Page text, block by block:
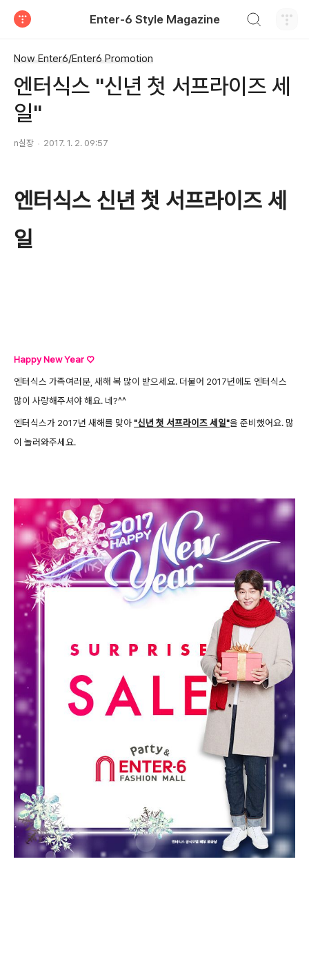
Enter-6 Style Magazine
Now Enter6/Enter6 Promotion
엔터식스 "신년 첫 서프라이즈 세
일"
n실장 2017. 1. 2. 09:57
엔터식스 신년 첫 서프라이즈 세
일
Happy New Year ♡
엔터식스 가족여러분, 새해 복 많이 받으세요. 더불어 2017년에도 엔터식스
많이 사랑해주셔야 해요. 네?^^
엔터식스가 2017년 새해를 맞아"신년 첫 서프라이즈 세일"을 준비했어요. 많
이 놀러와주세요.